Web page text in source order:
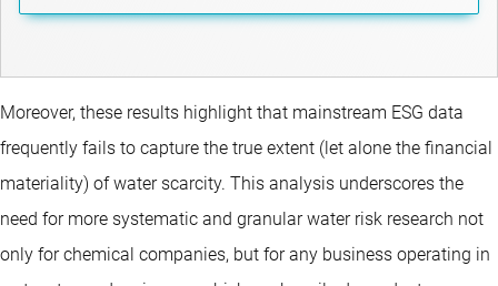
Moreover, these results highlight that mainstream ESG data
frequently fails to capture the true extent (let alone the financial
materiality) of water scarcity. This analysis underscores the
need for more systematic and granular water risk research not
only for chemical companies, but for any business operating in